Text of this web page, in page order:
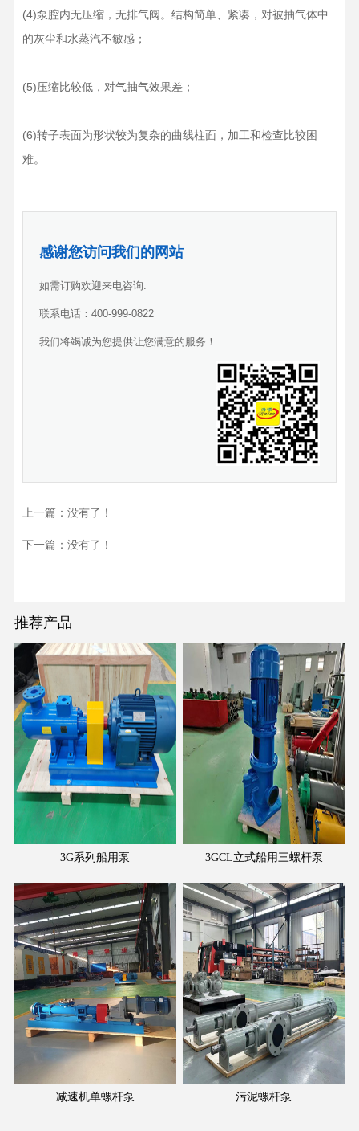
(4)泵腔内无压缩，无排气阀。结构简单、紧凑，对被抽气体中
的灰尘和水蒸汽不敏感；
(5)压缩比较低，对气抽气效果差；
(6)转子表面为形状较为复杂的曲线柱面，加工和检查比较困
难。
感谢您访问我们的网站
如需订购欢迎来电咨询:
联系电话：400-999-0822
我们将竭诚为您提供让您满意的服务！
上一篇：没有了！
下一篇：没有了！
推荐产品
3G系列船用泵 3GCL立式船用三螺杆泵
减速机单螺杆泵 污泥螺杆泵